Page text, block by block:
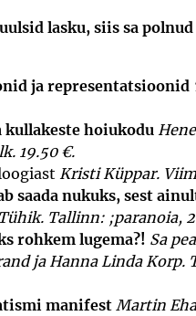
lasku, siis sa
ja representatsioonid
kullakeste hoiukodu
19.50 €.
Kristi Küppar.
saada nukuks, sest
Tal­linn: ;paranoia,
rohkem lugema?! Sa
ja Hanna Linda
manifest Martin